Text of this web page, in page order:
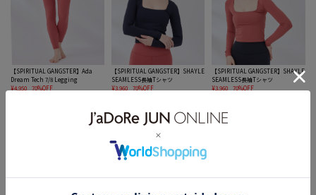
【SPIRITUAL GANGSTER】Ada
Dream Tech 7/8 Legging
¥4,950
70%OFF
【SPIRITUAL GANGSTER】SHAYLE
SEAMLESS長袖Tシャツ
¥3,960
70%OFF
【SPIRITUAL GANGSTER】SHAYLE
SEAMLESS長袖Tシャツ
¥3,960
70%OFF